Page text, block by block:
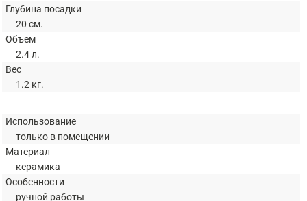
Глубина посадки
20 см.
Объем
2.4 л.
Вес
1.2 кг.
Использование
только в помещении
Материал
керамика
Особенности
ручной работы